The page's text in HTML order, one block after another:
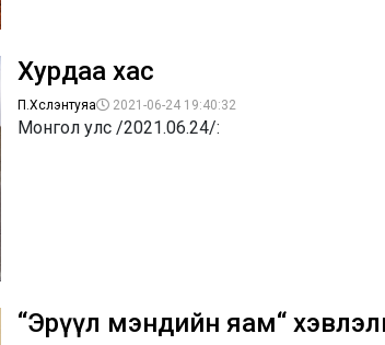
Хурдаа хас
П.Хүслэнтуяа 2021-06-24 19:40:32
Монгол улс /2021.06.24/:
“Эрүүл мэндийн яам“